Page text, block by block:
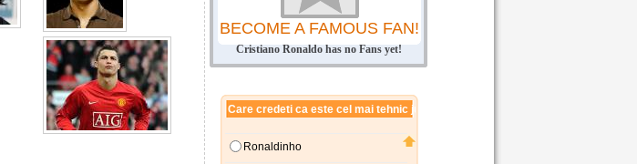
BECOME A FAMOUS FAN!
Cristiano Ronaldo has no Fans yet!